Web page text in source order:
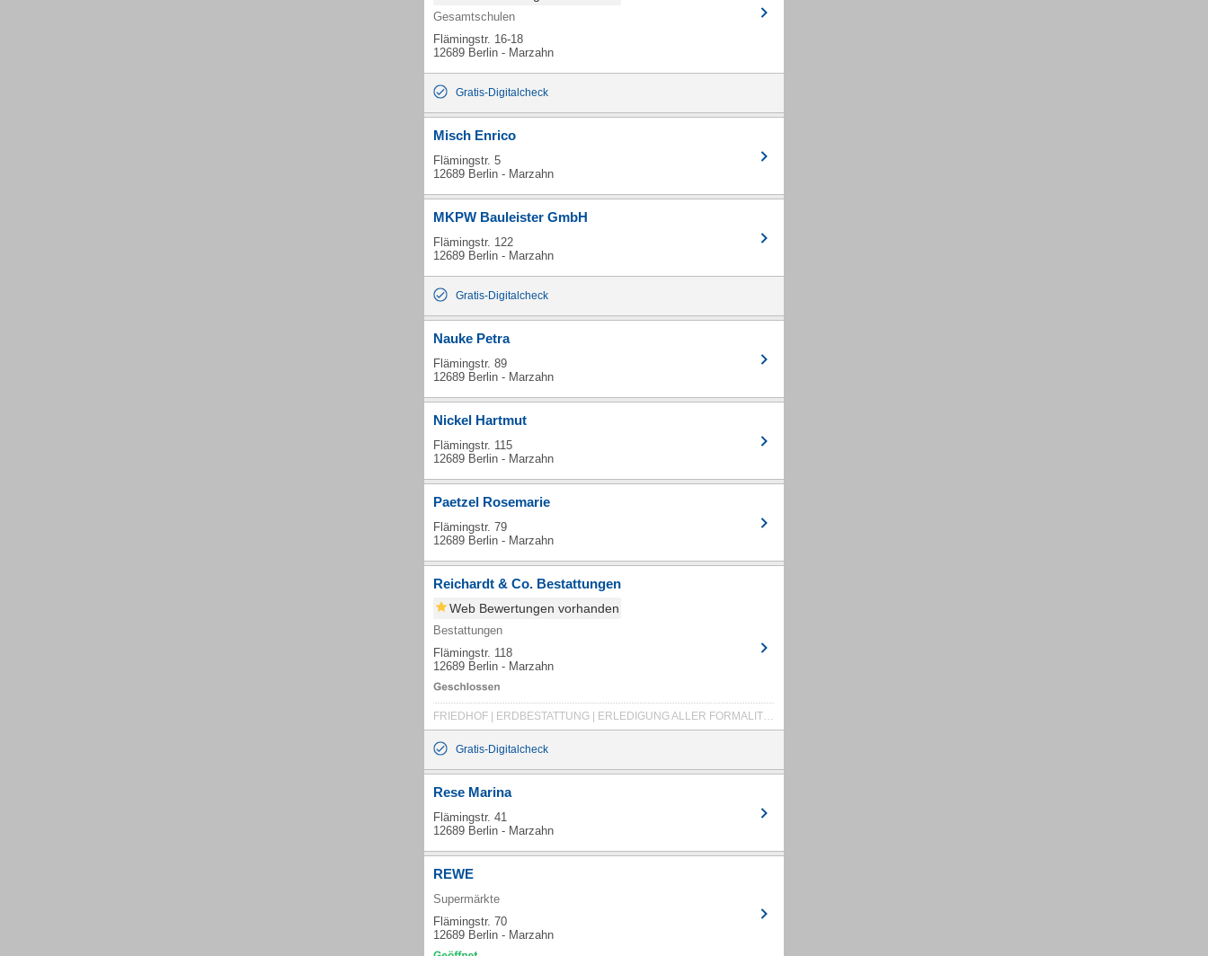
Gesamtschulen
Flämingstr. 16-18
12689 Berlin - Marzahn
Gratis-Digitalcheck
Misch Enrico
Flämingstr. 5
12689 Berlin - Marzahn
MKPW Bauleister GmbH
Flämingstr. 122
12689 Berlin - Marzahn
Gratis-Digitalcheck
Nauke Petra
Flämingstr. 89
12689 Berlin - Marzahn
Nickel Hartmut
Flämingstr. 115
12689 Berlin - Marzahn
Paetzel Rosemarie
Flämingstr. 79
12689 Berlin - Marzahn
Reichardt & Co. Bestattungen
Web Bewertungen vorhanden
Bestattungen
Flämingstr. 118
12689 Berlin - Marzahn
FRIEDHOF | ERDBESTATTUNG | ERLEDIGUNG ALLER FORMALITÄTEN | FEUERBESTATTUNG | INDIVIDUELLE TRAUERFEIERN | SARGAUSWAHL | SEEBESTATTUNG | TRAUERDRUCK
Gratis-Digitalcheck
Rese Marina
Flämingstr. 41
12689 Berlin - Marzahn
REWE
Supermärkte
Flämingstr. 70
12689 Berlin - Marzahn